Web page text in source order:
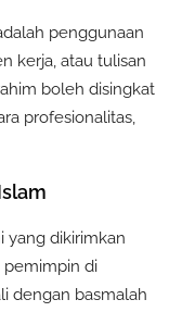
penggunaan
kerja, atau tulisan
boleh disingkat
profesionalitas,
yang dikirimkan
pemimpin di
dengan basmalah